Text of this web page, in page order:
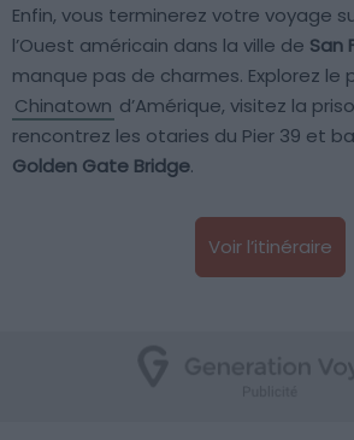
Enfin, vous terminerez votre voyage
l’Ouest américain dans la ville de San
manque pas de charmes. Explorez le
Chinatown d’Amérique, visitez la
rencontrez les otaries du Pier 39 et
Golden Gate Bridge.
Voir l’itinéraire